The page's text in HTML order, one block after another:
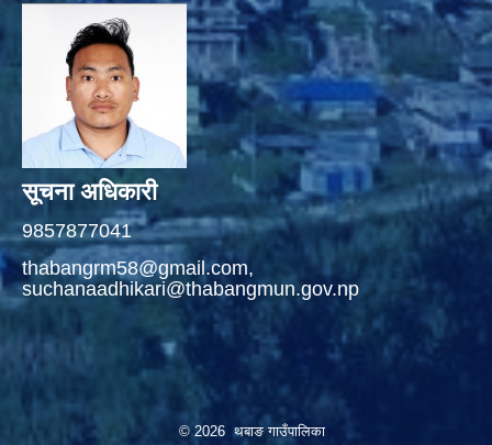
सूचना अधिकारी
9857877041
thabangrm58@gmail.com,
suchanaadhikari@thabangmun.gov.np
© 2026 थबाङ गाउँपालिका